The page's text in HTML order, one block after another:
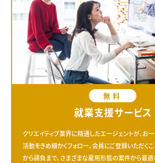
無料
就業支援サービス
クリエイティブ業界に精通したエージェントが、お
活動をきめ細かくフォロー。会員にご登録いただく
から請負まで、さまざまな雇用形態の案件から最